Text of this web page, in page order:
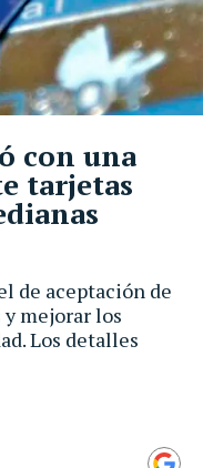
de aceptación de
mejorar los
Los detalles
con una
tarjetas